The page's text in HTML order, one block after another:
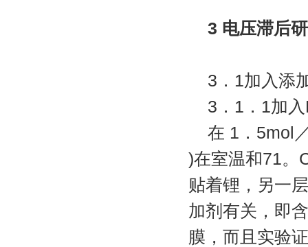
3 电压滞后
3．1加入添
3．1．1加
在 1．5mol
)在室温和71。
贴着锂，另一
加剂有关，即
膜，而且实验